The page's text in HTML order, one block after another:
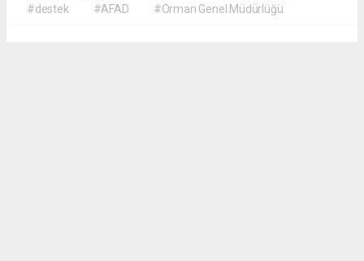
#destek
#AFAD #Orman Genel Müdürlüğü